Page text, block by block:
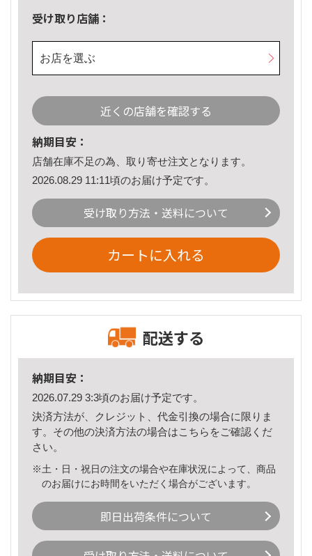
受け取り店舗：
お店を選ぶ
近くの店舗を確認する
納期目安：
店舗在庫不足の為、取り寄せ注文となります。
2026.08.29 11:11頃のお届け予定です。
受け取り方法・送料について
カートに入れる
配送する
納期目安：
2026.07.29 3:3頃のお届け予定です。
決済方法が、クレジット、代金引換の場合に限りま
す。その他の決済方法の場合はこちら をご確認くだ
さい。
※土・日・祝日の注文の場合や在庫状況によって、商品
のお届けにお時間をいただく場合がございます。
即日出荷条件について